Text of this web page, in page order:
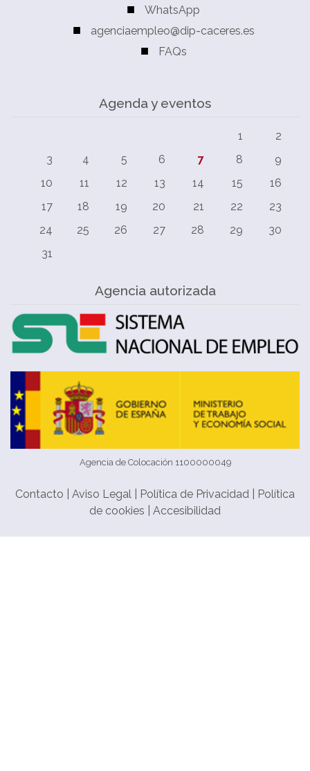
WhatsApp
agenciaempleo@dip-caceres.es
FAQs
Agenda y eventos
1
2
3
4 5 6 7 8
9
10
11 12 13 14 15
16
17
18 19 20 21 22
23
24
25 26 27 28 29
30
31
Agencia autorizada
Agencia de Colocación 1100000049
Contacto Aviso Legal Política de Privacidad
Política
de cookies
Accesibilidad